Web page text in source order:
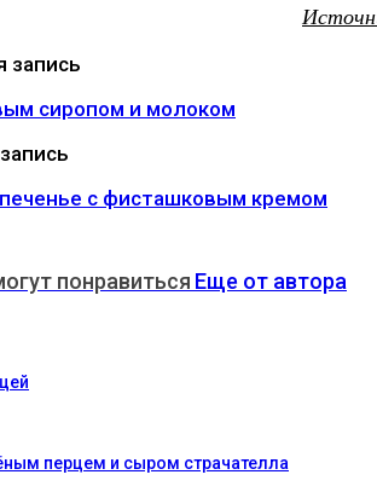
запись
сиропом и молоком
с фисташковым кремом
понравиться Еще от автора
перцем и сыром страчателла